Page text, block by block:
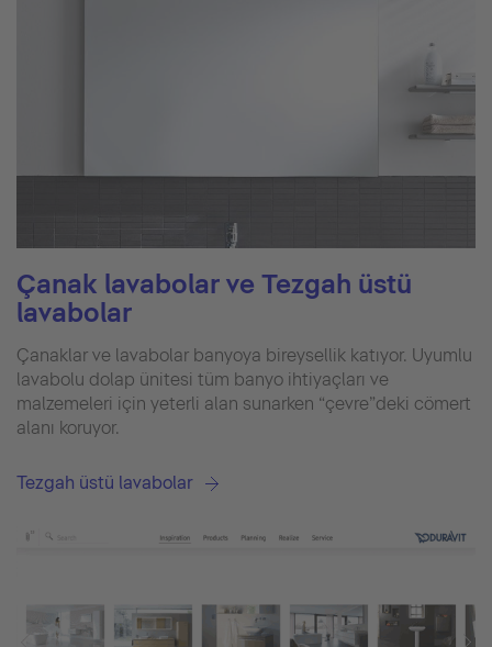
Çanak lavabolar ve Tezgah üstü
lavabolar
Çanaklar ve lavabolar banyoya bireysellik katıyor. Uyumlu
lavabolu dolap ünitesi tüm banyo ihtiyaçları ve
malzemeleri için yeterli alan sunarken “çevre”deki cömert
alanı koruyor.
Tezgah üstü lavabolar